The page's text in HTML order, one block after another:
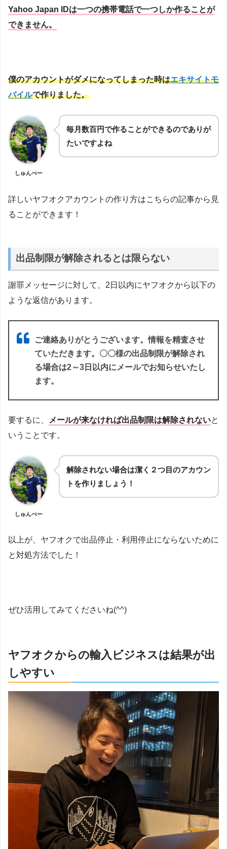
Yahoo Japan IDは一つの携帯電話で一つしか作ることが
できません。
僕のアカウントがダメになってしまった時はエキサイトモ
バイルで作りました。
しゅんぺー
毎月数百円で作ることができるのでありが
たいですよね
詳しいヤフオクアカウントの作り方はこちらの記事から見
ることができます！
出品制限が解除されるとは限らない
謝罪メッセージに対して、2日以内にヤフオクから以下の
ような返信があります。
ご連絡ありがとうございます。情報を精査させ
ていただきます。〇〇様の出品制限が解除され
る場合は2～3日以内にメールでお知らせいたし
ます。
要するに、 メールが来なければ出品制限は解除されないと
いうことです。
しゅんぺー
解除されない場合は潔く２つ目のアカウン
トを作りましょう！
以上が、ヤフオクで出品停止・利用停止にならないために
と対処方法でした！
ぜひ活用してみてくださいね(^^)
ヤフオクからの輸入ビジネスは結果が出
しやすい